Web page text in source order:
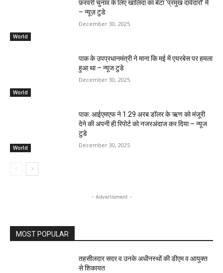
World
फ़रवरी चुनाव के लिए खालिदा का बेटा ‘प्रमुख दावेदारों’ में
– न्यूज़ टुडे
December 30, 2025
World
पाक के उपप्रधानमंत्री ने माना कि मई में एयरबेस पर हमला
हुआ था – न्यूज टुडे
December 30, 2025
World
पाक: आईएमएफ ने 1.29 अरब डॉलर के ऋण को मंजूरी
देने की अपनी ही रिपोर्ट को नजरअंदाज कर दिया – न्यूज
टुडे
December 30, 2025
- Advertisment -
MOST POPULAR
तहसीलदार सदर व उनके अधीनस्थों की डीएम व आयुक्त
से शिकायत